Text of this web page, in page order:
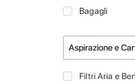
Bagagli
Aspirazione e
Filtri Aria e